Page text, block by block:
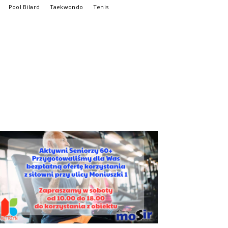
Pool Bilard Taekwondo Tenis